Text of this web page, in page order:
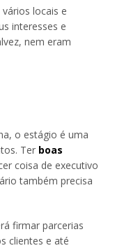
locais e
interesses e
nem eram
o estágio é uma
Ter boas
coisa de executivo
também precisa
firmar parcerias
clientes e até